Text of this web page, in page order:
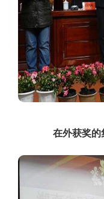
在外获奖的